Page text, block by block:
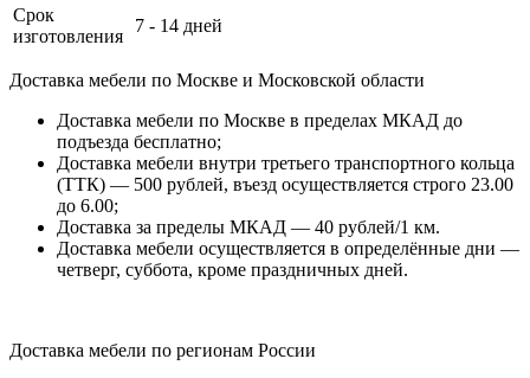
Срок
изготовления
7 - 14 дней
Доставка мебели по Москве и Московской области
Доставка мебели по Москве в пределах МКАД до
подъезда бесплатно;
Доставка мебели внутри третьего транспортного кольца
(ТТК) — 500 рублей, въезд осуществляется строго 23.00
до 6.00;
Доставка за пределы МКАД — 40 рублей/1 км.
Доставка мебели осуществляется в определённые дни —
четверг, суббота, кроме праздничных дней.
Доставка мебели по регионам России